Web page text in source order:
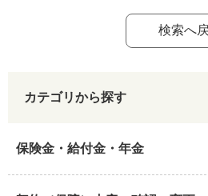
検索へ
カテゴリから探す
保険金・給付金・年金